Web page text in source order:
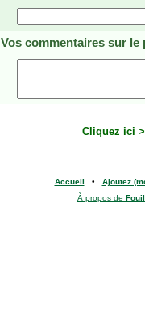
Vos commentaires sur le
Cliquez ici
Accueil • Ajoutez
À propos de